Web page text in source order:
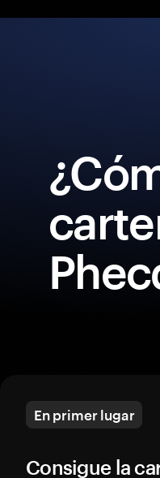
En primer lugar
Consigue la